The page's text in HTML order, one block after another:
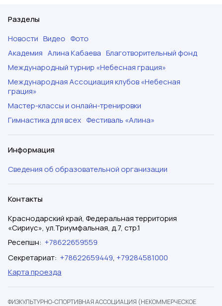
Разделы
Новости Видео Фото
Академия Алина Кабаева Благотворительный фонд
Международный турнир «Небесная грация»
Международная Ассоциация клубов «Небесная
грация»
Мастер-классы и онлайн-тренировки
Гимнастика для всех Фестиваль «Алина»
Информация
Сведения об образовательной организации
Контакты
Краснодарский край, Федеральная территория
«Сириус», ул.Триумфальная, д.7, стр.1
Ресепшн: +78622659559
Секретариат: +78622659449, +79284581000
Карта проезда
ФИЗКУЛЬТУРНО-СПОРТИВНАЯ АССОЦИАЦИЯ (НЕКОММЕРЧЕСКОЕ